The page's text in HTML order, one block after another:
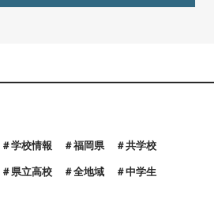
学校情報 福岡県 共学校
県立高校 全地域 中学生